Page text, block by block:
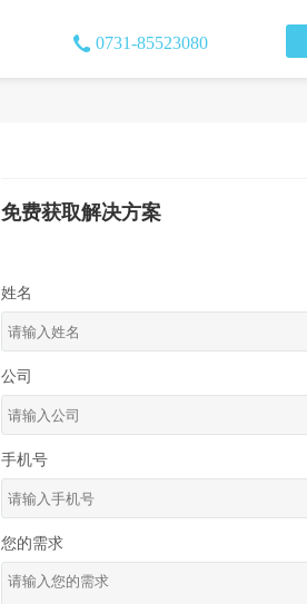
0731-85523080
免费获取解决方案
姓名
公司
手机号
您的需求